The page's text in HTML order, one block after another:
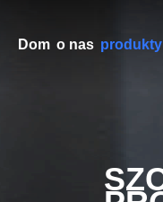
Dom o nas produkty